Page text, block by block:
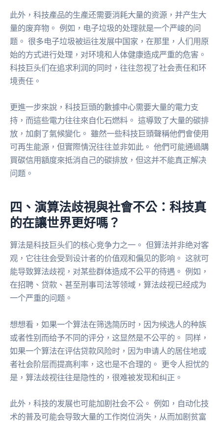
此外，科技產品的生產还需要消耗大量的资源，并产生大
量的废弃物。 例如，电子垃圾的处理就是一个严峻的问
题。 很多电子垃圾被运往发展中国家，在那里，人们用原
始的方式进行处理，对环境和人体健康造成严重的危害。
科技巨头们在追求利润的同时，往往忽视了社会责任和环
境责任。
更進一步來說，科技巨頭的數據中心需要大量的電力支
持，而這些電力往往來自化石燃料。 這導致了大量的碳排
放，加劇了氣候變化。 雖然一些科技巨頭聲稱他們會使用
可再生能源，但實際情況往往並非如此。 他們可能通過購
買碳信用額度來抵消自己的碳排放，但这并不能真正解决
问题。
四、演算法歧視與社會不公：科技真
的在讓世界更好嗎？
算法是科技巨头们的核心竞争力之一。 但算法并非绝对客
观，它往往会受到设计者的价值观和偏见的影响。 这就可
能导致算法歧视，对某些群体造成不公平的待遇。 例如，
在招聘、贷款、甚至刑事司法等领域，算法歧视已经成为
一个严重的问题。
想想看，如果一个算法在筛选简历时，因为候选人的种族
或者性别而给予不同的评分，这显然是不公平的。 同样，
如果一个算法在评估贷款风险时，因为申请人的居住地或
者社会阶层而提高利率，这也是不合理的。 更令人担忧的
是，算法歧视往往是隐性的，很难被发现和纠正。
此外，科技的发展也可能加剧社会不公。 例如，自动化技
术的普及可能会导致大量的工作岗位消失，从而加剧贫富